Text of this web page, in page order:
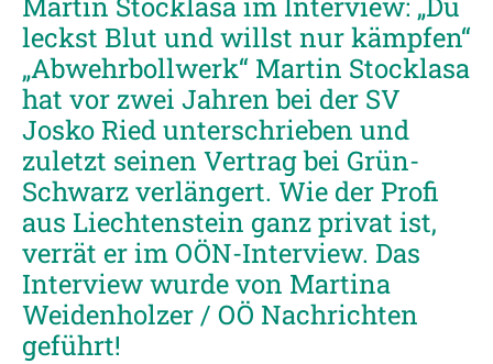
leckst Blut und willst nur kämpfen“
„Abwehrbollwerk“ Martin Stocklasa
hat vor zwei Jahren bei der SV
Josko Ried unterschrieben und
zuletzt seinen Vertrag bei Grün-
Schwarz verlängert. Wie der Profi
aus Liechtenstein ganz privat ist,
verrät er im OÖN-Interview. Das
Interview wurde von Martina
Weidenholzer / OÖ Nachrichten
geführt!